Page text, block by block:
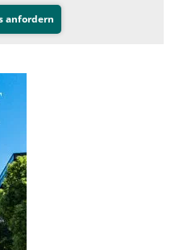
anfordern